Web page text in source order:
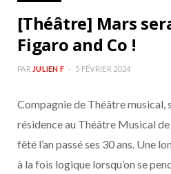
[Théâtre] Mars
Figaro and Co !
PAR JULIEN F 5 FÉVRIER 2024
Compagnie de Théâtre musical,
résidence au Théâtre Musical
fêté l’an passé ses 30 ans. Une
à la fois logique lorsqu’on se